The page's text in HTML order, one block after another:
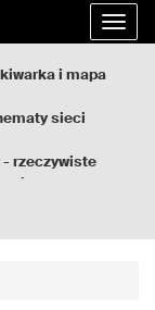
die
i mapa
sieci
- rzeczywiste